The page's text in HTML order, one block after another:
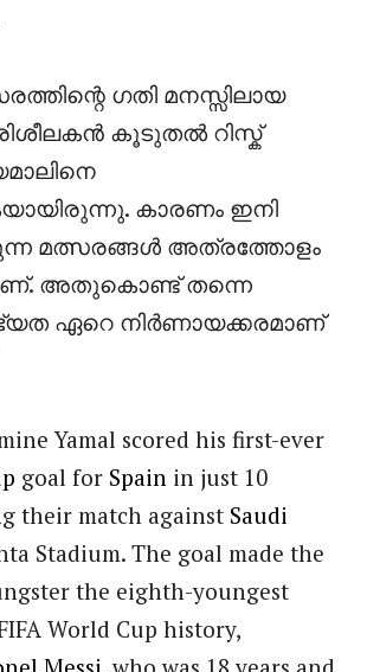
ഗതി മനസ്സിലായ
കൂടുതൽ റിസ്ക്
കാരണം ഇനി
മത്സരങ്ങൾ അത്രത്തോളം
അതുകൊണ്ട് തന്നെ
ഏറെ നിർണായക്കരമാണ്
Yamal scored his first-ever
goal for Spain in just 10
their match against Saudi
Stadium. The goal made the
the eighth-youngest
World Cup history,